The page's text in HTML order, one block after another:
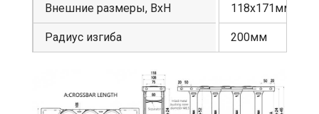
Внешние размеры, ВхН
Радиус изгиба
118х171мм
200мм